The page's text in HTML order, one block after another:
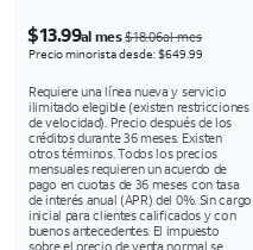
$13.99al mes$18.06al mes
Precio minorista desde: $649.99
Requiere una línea nueva y servicio
ilimitado elegible (existen restricciones
de velocidad). Precio después de los
créditos durante 36 meses. Existen
otros términos. Todos los precios
mensuales requieren un acuerdo de
pago en cuotas de 36 meses con tasa
de interés anual (APR) del 0%. Sin cargo
inicial para clientes calificados y con
buenos antecedentes. El impuesto
sobre el precio de venta normal se